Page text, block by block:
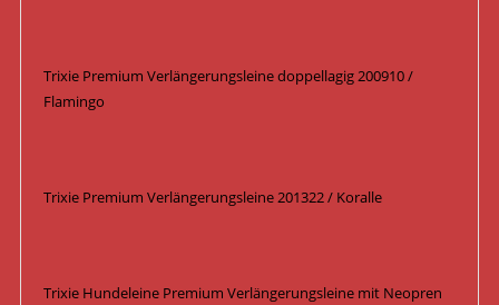
Trixie Premium Verlängerungsleine doppellagig 200910 /
Flamingo
Trixie Premium Verlängerungsleine 201322 / Koralle
Trixie Hundeleine Premium Verlängerungsleine mit Neopren